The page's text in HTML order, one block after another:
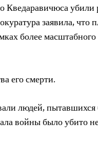
убили
заявила, что
более
его смерти.
людей, пытавшихся
войны было убито